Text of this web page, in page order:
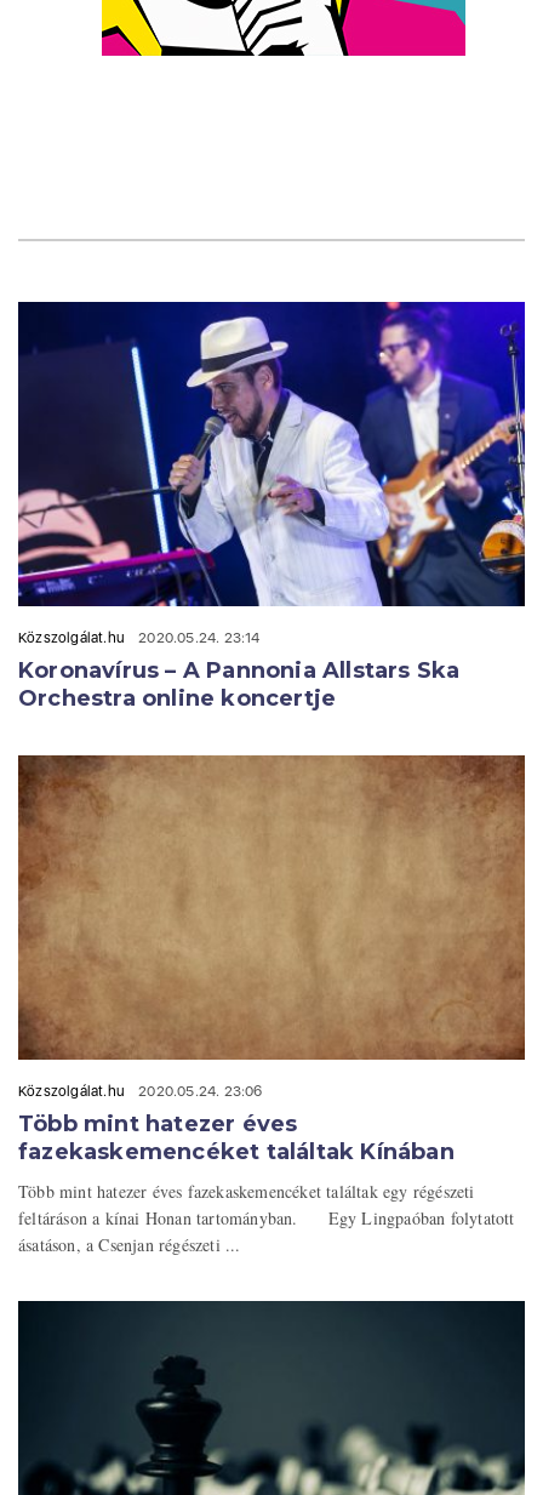
Közszolgálat.hu 2020.05.24. 23:14
Koronavírus – A Pannonia Allstars Ska
Orchestra online koncertje
Közszolgálat.hu 2020.05.24. 23:06
Több mint hatezer éves
fazekaskemencéket találtak Kínában
Több mint hatezer éves fazekaskemencéket találtak egy régészeti
feltáráson a kínai Honan tartományban. Egy Lingpaóban folytatott
ásatáson, a Csenjan régészeti ...